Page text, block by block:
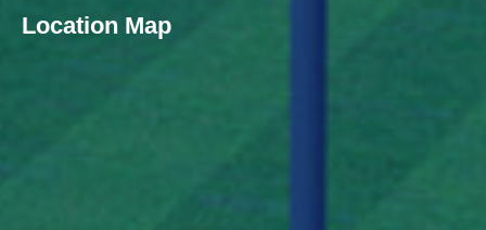
Location Map